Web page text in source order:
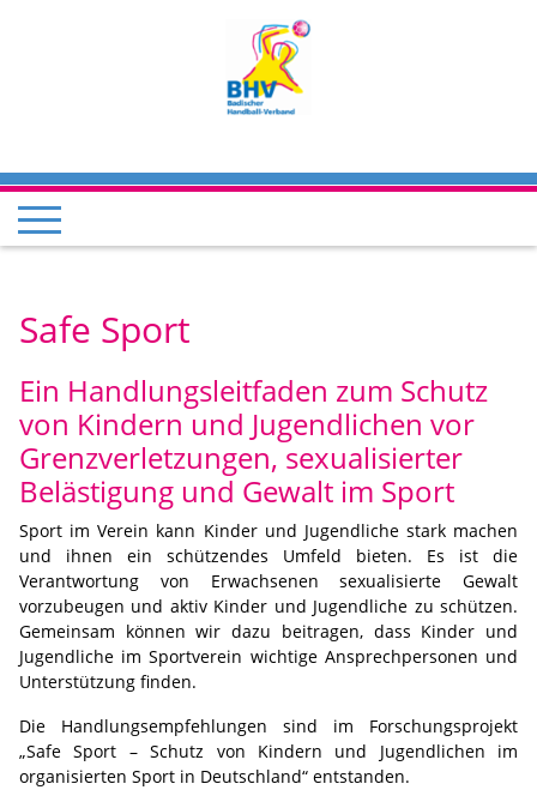
Safe Sport
Ein Handlungsleitfaden zum Schutz
von Kindern und Jugendlichen vor
Grenzverletzungen, sexualisierter
Belästigung und Gewalt im Sport
Sport im Verein kann Kinder und Jugendliche stark machen
und ihnen ein schützendes Umfeld bieten. Es ist die
Verantwortung von Erwachsenen sexualisierte Gewalt
vorzubeugen und aktiv Kinder und Jugendliche zu schützen.
Gemeinsam können wir dazu beitragen, dass Kinder und
Jugendliche im Sportverein wichtige Ansprechpersonen und
Unterstützung finden.
Die Handlungsempfehlungen sind im Forschungsprojekt
„Safe Sport – Schutz von Kindern und Jugendlichen im
organisierten Sport in Deutschland“ entstanden.